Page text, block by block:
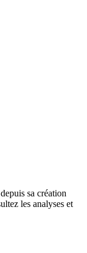
sa création
les analyses et